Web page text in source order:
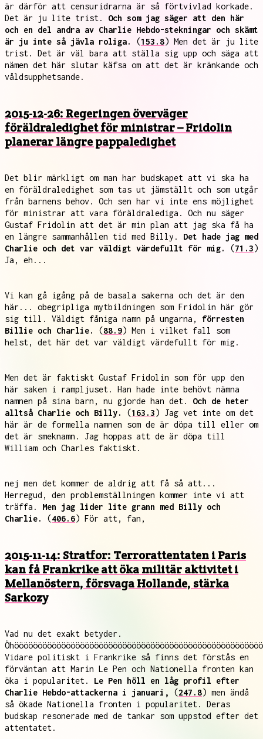
är därför att censuridrarna är så förtvivlad korkade.
Det är ju lite trist. Och som jag säger att den här
och en del andra av Charlie Hebdo-stekningar och skämt
är ju inte så jävla roliga.
(153.8) Men det är ju lite
trist. Det är väl bara att ställa sig upp och säga att
nämen det här slutar käfsa om att det är kränkande och
våldsupphetsande.
2015-12-26: Regeringen överväger
föräldraledighet för ministrar – Fridolin
planerar längre pappaledighet
Det blir märkligt om man har budskapet att vi ska ha
en föräldraledighet som tas ut jämställt och som utgår
från barnens behov. Och sen har vi inte ens möjlighet
för ministrar att vara föräldralediga. Och nu säger
Gustaf Fridolin att det är min plan att jag ska få ha
en längre sammanhållen tid med Billy. Det hade jag med
Charlie och det var väldigt värdefullt för mig.
(71.3)
Ja, eh...
Vi kan gå igång på de basala sakerna och det är den
här... obegripliga mytbildningen som Fridolin här gör
sig till. Väldigt fåniga namn på ungarna, förresten
Billie och Charlie.
(88.9) Men i vilket fall som
helst, det här det var väldigt värdefullt för mig.
Men det är faktiskt Gustaf Fridolin som för upp den
här saken i rampljuset. Han hade inte behövt nämna
namnen på sina barn, nu gjorde han det. Och de heter
alltså Charlie och Billy.
(163.3) Jag vet inte om det
här är de formella namnen som de är döpa till eller om
det är smeknamn. Jag hoppas att de är döpa till
William och Charles faktiskt.
nej men det kommer de aldrig att få så att...
Herregud, den problemställningen kommer inte vi att
träffa. Men jag lider lite grann med Billy och
Charlie.
(406.6) För att, fan,
2015-11-14: Stratfor: Terrorattentaten i Paris
kan få Frankrike att öka militär aktivitet i
Mellanöstern, försvaga Hollande, stärka
Sarkozy
Vad nu det exakt betyder.
Vidare politiskt i Frankrike så finns det förstås en
förväntan att Marin Le Pen och Nationella fronten kan
öka i popularitet. Le Pen höll en låg profil efter
Charlie Hebdo-attackerna i januari,
(247.8) men ändå
så ökade Nationella fronten i popularitet. Deras
budskap resonerade med de tankar som uppstod efter det
attentatet.